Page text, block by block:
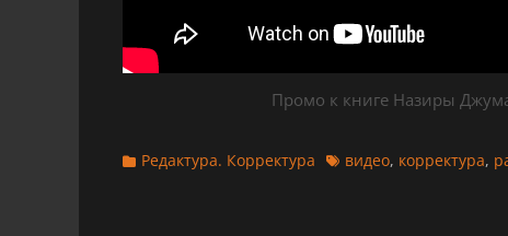
Промо к книге Назиры
Категории
Редактура. Корректура Тегивидео, корректура,